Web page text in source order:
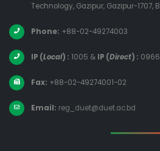
Technology, Gazipur, Gazipur-1707,
Phone: +88-02-49274003
IP (Local) : 1005 & IP (Direct) :
Fax: +88-02-49274001-02
Email: reg_duet@duet.ac.bd